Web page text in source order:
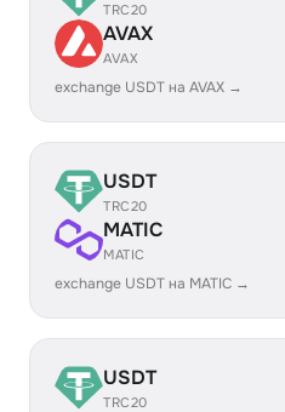
TRC20
AVAX
AVAX
exchange USDT на AVAX →
USDT
TRC20
MATIC
MATIC
exchange USDT на MATIC →
USDT
TRC20